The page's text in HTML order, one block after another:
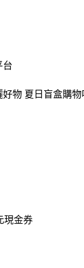
台
物 夏日盲盒購物
現金券